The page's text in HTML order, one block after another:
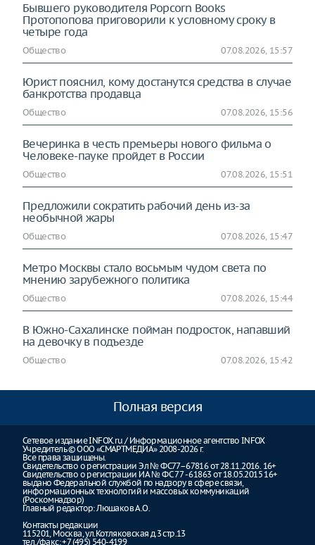
Бывшего руководителя Popcorn Books
Протопопова приговорили к условному сроку в
четыре года
Общество 07.08.2026, 15:57
Юрист пояснил, кому достанутся средства в случае
банкротства продавца
Общество 07.08.2026, 15:56
Вечеринка в честь премьеры нового фильма о
Человеке-пауке пройдет в России
Общество 07.08.2026, 15:51
Предложили сократить рабочий день из-за
необычной жары
Общество 07.08.2026, 15:47
Метро Москвы стало восьмым чудом света по
мнению зарубежного политика
Общество 07.08.2026, 15:44
В Южно-Сахалинске пойман подросток, напавший
на девочку в подъезде
Общество 07.08.2026, 15:42
Полная версия
Сетевое издание INFOX.ru / Информационное агентство INFOX
Учредитель © ООО «СМАРТМЕДИА» 2008-2026 г.
Все права защищены.
Свидетельство о регистрации Эл № ФС77–67816 от 28.11.2016. 16+
Свидетельство о регистрации ИА № ФС 77 - 61863 от 18.05.2015 16+
выдано Федеральной службой по надзору в сфере связи,
информационных технологий и массовых коммуникаций
(Роскомнадзор)
Главный редактор: Люшаков А.О.
Контакты редакции
115201, Москва, ул.Котляковская д.3 стр.13
тел./факс: +7 (495) 540-4199